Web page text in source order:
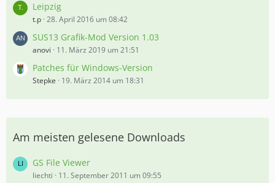
Leipzig
t.p 28. April 2016 um 08:42
SUS13 Grafik-Mod Version 1.03
anovi 11. März 2019 um 21:51
Patches für Windows-Version
Stepke 19. März 2014 um 18:31
Am meisten gelesene Downloads
GS File Viewer
liechti 11. September 2011 um 09:55